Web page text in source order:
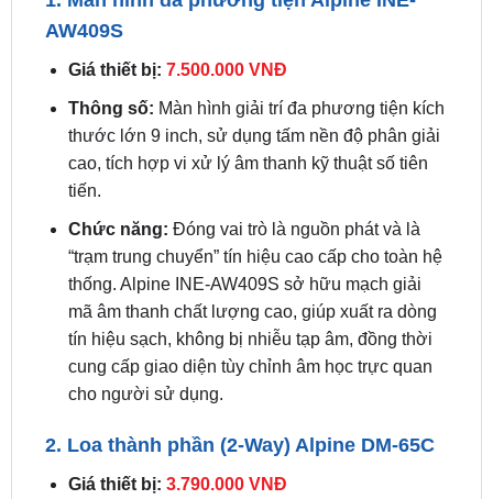
Chi Tiết Các Thành Phần Trong Combo Alpine
AW409S
Giá thiết bị:7.500.000 VNĐ
Thông số:
thước lớn 9 inch, sử dụng tấm nền độ phân giải
cao, tích hợp vi xử lý âm thanh kỹ thuật số tiên
tiến.
Chức năng: Đóng vai trò là nguồn phát và là
“trạm trung chuyển” tín hiệu cao cấp cho toàn hệ
thống. Alpine INE-AW409S sở hữu mạch giải
mã âm thanh chất lượng cao, giúp xuất ra dòng
cung cấp giao diện tùy chỉnh âm học trực quan
cho người sử dụng.